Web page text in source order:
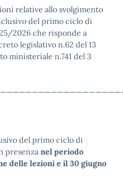
relative allo svolgimento
del primo ciclo di
2026 che risponde a
legislativo n.62 del 13
ministeriale n.741 del 3
del primo ciclo di
presenza nel periodo
delle lezioni e il 30 giugno